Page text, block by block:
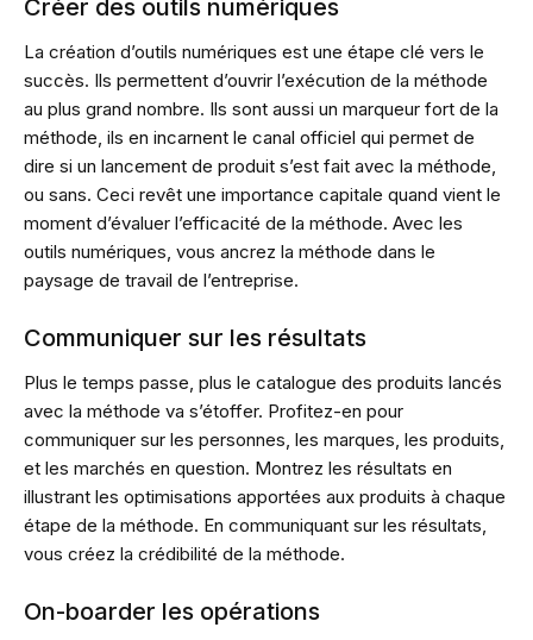
Créer des outils numériques
La création d’outils numériques est une étape clé vers le
succès. Ils permettent d’ouvrir l’exécution de la méthode
au plus grand nombre. Ils sont aussi un marqueur fort de la
méthode, ils en incarnent le canal officiel qui permet de
dire si un lancement de produit s’est fait avec la méthode,
ou sans. Ceci revêt une importance capitale quand vient le
moment d’évaluer l’efficacité de la méthode. Avec les
outils numériques, vous ancrez la méthode dans le
paysage de travail de l’entreprise.
Communiquer sur les résultats
Plus le temps passe, plus le catalogue des produits lancés
avec la méthode va s’étoffer. Profitez-en pour
communiquer sur les personnes, les marques, les produits,
et les marchés en question. Montrez les résultats en
illustrant les optimisations apportées aux produits à chaque
étape de la méthode. En communiquant sur les résultats,
vous créez la crédibilité de la méthode.
On-boarder les opérations